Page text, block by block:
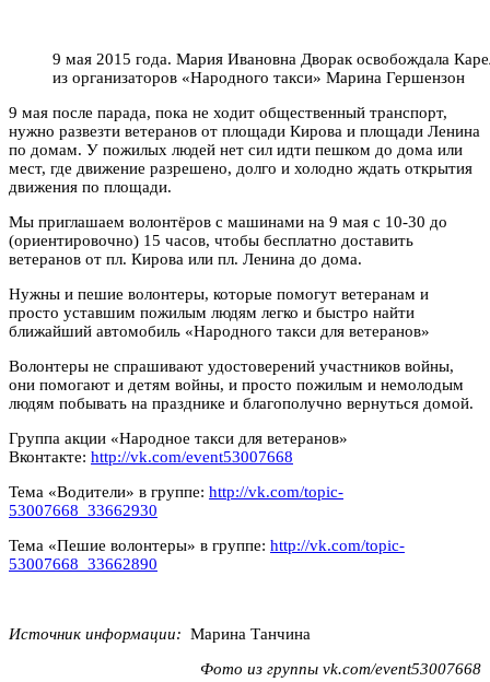
9 мая 2015 года. Мария Ивановна Дворак освобождала
из организаторов «Народного такси» Марина Гершензон
9 мая после парада, пока не ходит общественный транспорт,
нужно развезти ветеранов от площади Кирова и площади Ленина
по домам. У пожилых людей нет сил идти пешком до дома или
мест, где движение разрешено, долго и холодно ждать открытия
движения по площади.
Мы приглашаем волонтёров с машинами на 9 мая с 10-30 до
(ориентировочно) 15 часов, чтобы бесплатно доставить
ветеранов от пл. Кирова или пл. Ленина до дома.
Нужны и пешие волонтеры, которые помогут ветеранам и
просто уставшим пожилым людям легко и быстро найти
ближайший автомобиль «Народного такси для ветеранов»
Волонтеры не спрашивают удостоверений участников войны,
они помогают и детям войны, и просто пожилым и немолодым
людям побывать на празднике и благополучно вернуться домой.
Группа акции «Народное такси для ветеранов»
Вконтакте: http://vk.com/event53007668
Тема «Водители» в группе: http://vk.com/topic-
53007668_33662930
Тема «Пешие волонтеры» в группе: http://vk.com/topic-
53007668_33662890
Источник информации: Марина Танчина
Фото из группы vk.com/event53007668